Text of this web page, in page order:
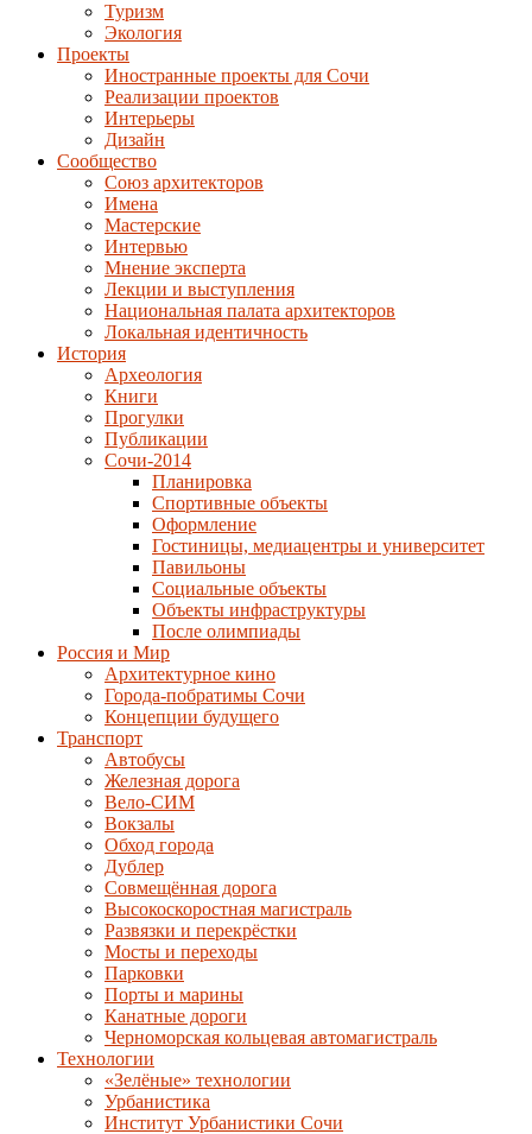
Туризм
Экология
Проекты
Иностранные проекты для Сочи
Реализации проектов
Интерьеры
Дизайн
Сообщество
Союз архитекторов
Имена
Мастерские
Интервью
Мнение эксперта
Лекции и выступления
Национальная палата архитекторов
Локальная идентичность
История
Археология
Книги
Прогулки
Публикации
Сочи-2014
Планировка
Спортивные объекты
Оформление
Гостиницы, медиацентры и университет
Павильоны
Социальные объекты
Объекты инфраструктуры
После олимпиады
Россия и Мир
Архитектурное кино
Города-побратимы Сочи
Концепции будущего
Транспорт
Автобусы
Железная дорога
Вело-СИМ
Вокзалы
Обход города
Дублер
Совмещённая дорога
Высокоскоростная магистраль
Развязки и перекрёстки
Мосты и переходы
Парковки
Порты и марины
Канатные дороги
Черноморская кольцевая автомагистраль
Технологии
«Зелёные» технологии
Урбанистика
Институт Урбанистики Сочи